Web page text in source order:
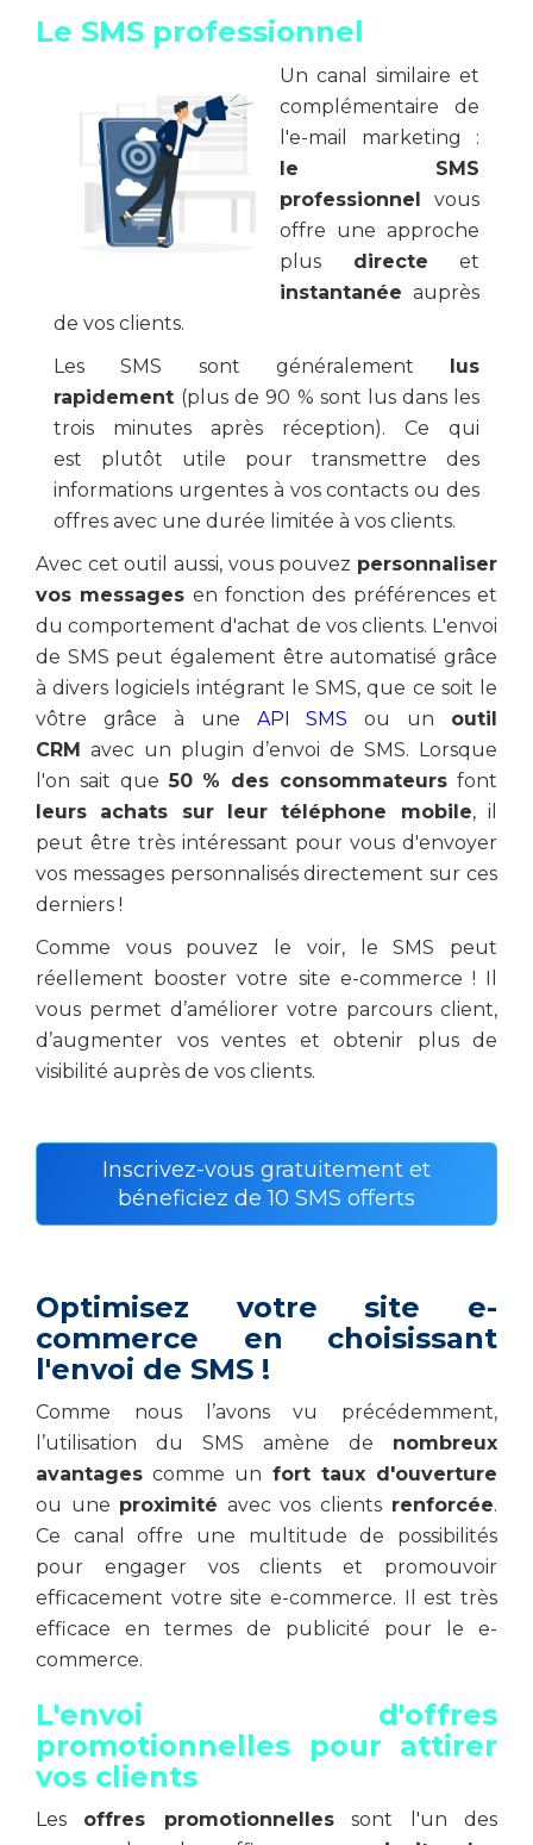
Le SMS professionnel
Un canal similaire et
complémentaire de
l'e-mail marketing :
le SMS
professionnel vous
offre une approche
plus directe et
instantanée auprès
de vos clients.
Les SMS sont généralement lus
rapidement (plus de 90 % sont lus dans les
trois minutes après réception). Ce qui
est plutôt utile pour transmettre des
informations urgentes à vos contacts ou des
offres avec une durée limitée à vos clients.
Avec cet outil aussi, vous pouvez personnaliser
vos messages en fonction des préférences et
du comportement d'achat de vos clients. L'envoi
de SMS peut également être automatisé grâce
à divers logiciels intégrant le SMS, que ce soit le
vôtre grâce à une API SMS ou un outil
CRM avec un plugin d’envoi de SMS. Lorsque
l'on sait que50 % des consommateurs font
leurs achats sur leur téléphone mobile, il
peut être très intéressant pour vous d'envoyer
vos messages personnalisés directement sur ces
derniers !
Comme vous pouvez le voir, le SMS peut
réellement booster votre site e-commerce ! Il
vous permet d’améliorer votre parcours client,
d’augmenter vos ventes et obtenir plus de
visibilité auprès de vos clients.
Inscrivez-vous gratuitement et
béneficiez de 10 SMS offerts
Optimisez votre site e-
commerce en choisissant
l'envoi de SMS !
Comme nous l’avons vu précédemment,
l’utilisation du SMS amène de nombreux
avantages comme un fort taux d'ouverture
ou une proximité avec vos clientsrenforcée.
Ce canal offre une multitude de possibilités
pour engager vos clients et promouvoir
efficacement votre site e-commerce. Il est très
efficace en termes de publicité pour le e-
commerce.
L'envoi d'offres
promotionnelles pour attirer
vos clients
Les offres promotionnellessont l'un des